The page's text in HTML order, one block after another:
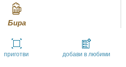
Бира
приготви добави в любими